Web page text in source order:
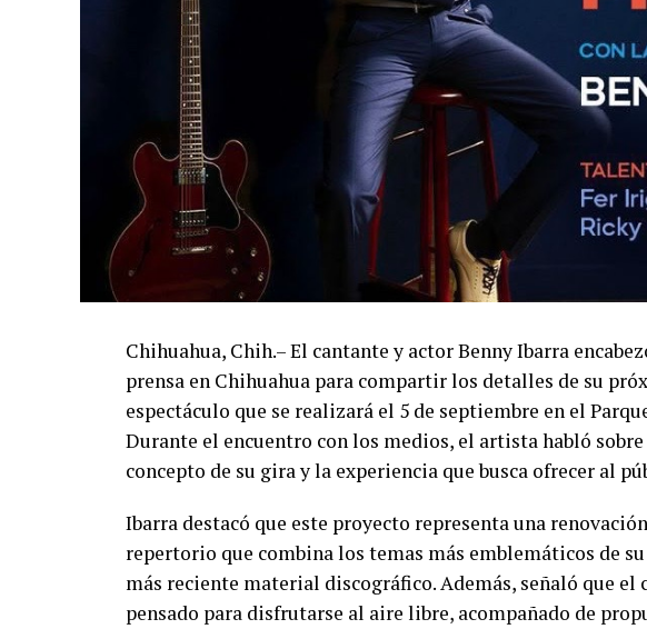
Chihuahua, Chih.– El cantante y actor Benny Ibarra
prensa en Chihuahua para compartir los detalles de su
espectáculo que se realizará el 5 de septiembre en el
Durante el encuentro con los medios, el artista habló sobre
concepto de su gira y la experiencia que busca ofrecer al
Ibarra destacó que este proyecto representa una
repertorio que combina los temas más emblemáticos de
más reciente material discográfico. Además, señaló que
pensado para disfrutarse al aire libre, acompañado de